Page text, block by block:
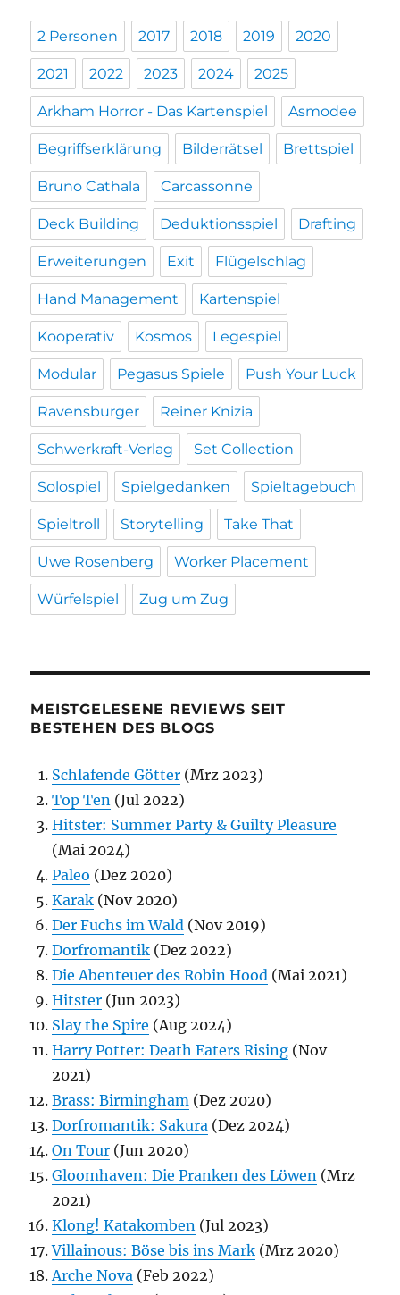
2 Personen 2017 2018 2019 2020
2021 2022 2023 2024 2025
Arkham Horror - Das Kartenspiel Asmodee
Begriffserklärung Bilderrätsel Brettspiel
Bruno Cathala Carcassonne
Deck Building Deduktionsspiel Drafting
Erweiterungen Exit Flügelschlag
Hand Management Kartenspiel
Kooperativ Kosmos Legespiel
Modular Pegasus Spiele Push Your Luck
Ravensburger Reiner Knizia
Schwerkraft-Verlag Set Collection
Solospiel Spielgedanken Spieltagebuch
Spieltroll Storytelling Take That
Uwe Rosenberg Worker Placement
Würfelspiel Zug um Zug
MEISTGELESENE REVIEWS SEIT
BESTEHEN DES BLOGS
Schlafende Götter (Mrz 2023)
Top Ten (Jul 2022)
Hitster: Summer Party & Guilty Pleasure
(Mai 2024)
Paleo (Dez 2020)
Karak (Nov 2020)
Der Fuchs im Wald (Nov 2019)
Dorfromantik (Dez 2022)
Die Abenteuer des Robin Hood (Mai 2021)
Hitster (Jun 2023)
Slay the Spire (Aug 2024)
Harry Potter: Death Eaters Rising (Nov
2021)
Brass: Birmingham (Dez 2020)
Dorfromantik: Sakura (Dez 2024)
On Tour (Jun 2020)
Gloomhaven: Die Pranken des Löwen (Mrz
2021)
Klong! Katakomben (Jul 2023)
Villainous: Böse bis ins Mark (Mrz 2020)
Arche Nova (Feb 2022)